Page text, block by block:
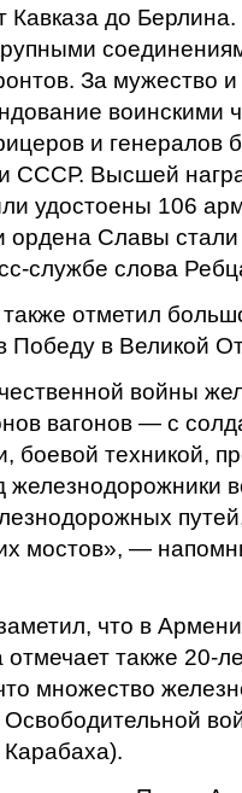
Кавказа до
За мужество и
воинскими
и генералов
СССР. Высшей
удостоены 106
ордена Славы
службе слова
отметил
Победу в Великой
войны
вагонов — с
боевой техникой,
железнодорожники
мостов», —
что в
отмечает также 20-
множество